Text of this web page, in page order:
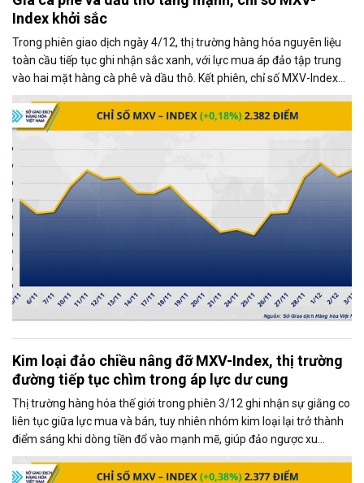
Index khởi sắc
Trong phiên giao dịch ngày 4/12, thị trường hàng hóa nguyên liệu
toàn cầu tiếp tục ghi nhận sắc xanh, với lực mua áp đảo tập trung
vào hai mặt hàng cà phê và dầu thô. Kết phiên, chỉ số MXV-Index
tăng gần 0,2%, đạt 2.382 điểm, phản ánh xu hướng tích cực chung
của thị trường.
Kim loại đảo chiều nâng đỡ MXV-Index, thị trường
đường tiếp tục chìm trong áp lực dư cung
Thị trường hàng hóa thế giới trong phiên 3/12 ghi nhận sự giằng co
liên tục giữa lực mua và bán, tuy nhiên nhóm kim loại lại trở thành
điểm sáng khi dòng tiền đổ vào mạnh mẽ, giúp đảo ngược xu
hướng và kéo MXV-Index tăng gần 0,4%, đạt 2.377 điểm tại thời
điểm đóng cửa.